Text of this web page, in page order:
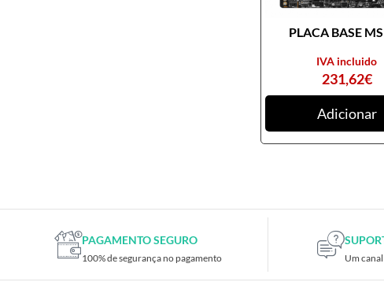
PLACA BASE
231,62€
IVA incluido
Adicionar
PAGAMENTO SEGURO
100% de segurança no pagamento Um